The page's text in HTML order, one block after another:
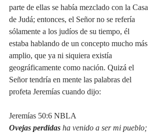
parte de ellas se había mezclado con la Casa
de Judá; entonces, el Señor no se refería
sólamente a los judíos de su tiempo, él
estaba hablando de un concepto mucho más
amplio, que ya ni siquiera existía
geográficamente como nación. Quizá el
Señor tendría en mente las palabras del
profeta Jeremías cuando dijo:
Jeremías 50:6 NBLA
Ovejas perdidas ha venido a ser mi pueblo;